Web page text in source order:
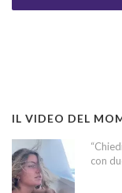
IL VIDEO DEL
con